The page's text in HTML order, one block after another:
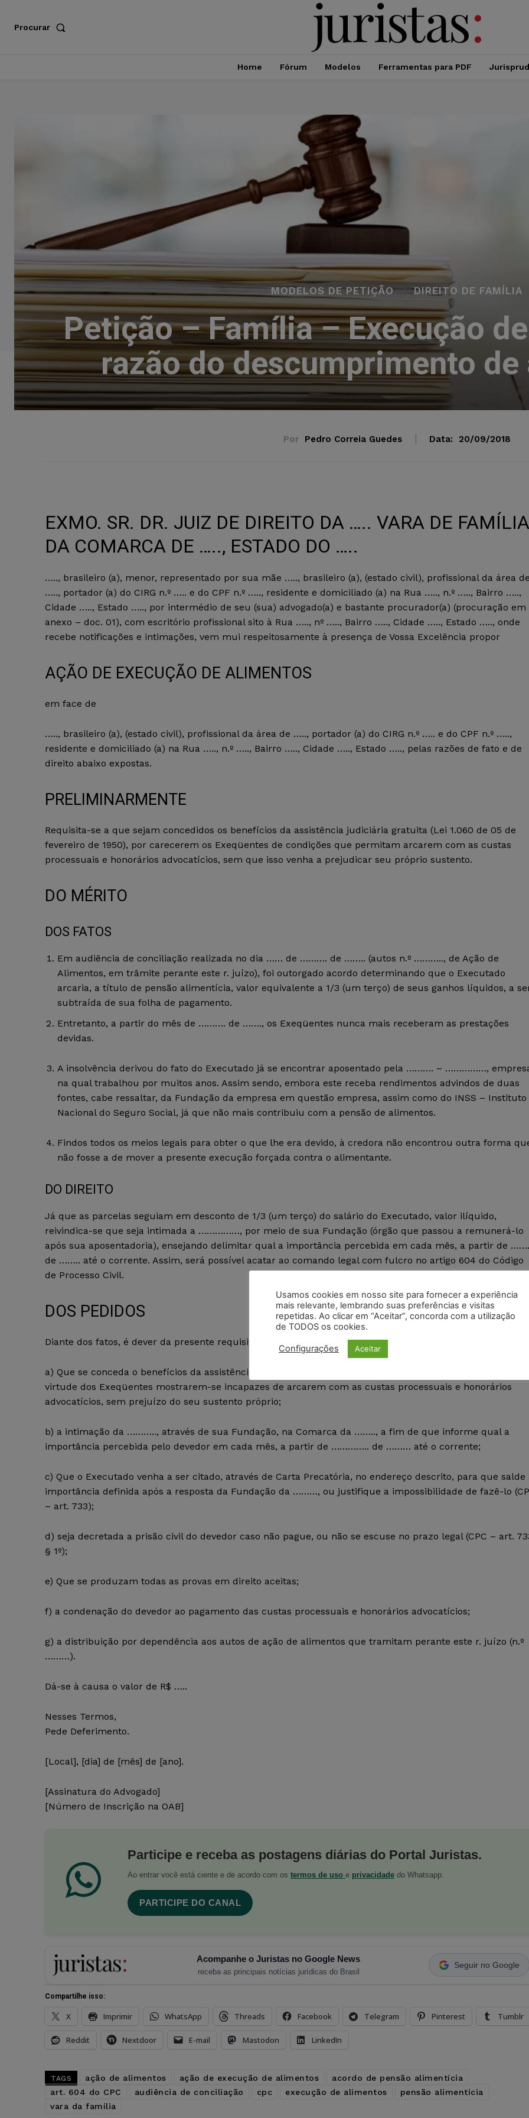
Procurar
Home Fórum Modelos Ferramentas para PDF
MODELOS DE PETIÇÃO DIREITO DE FAMÍLIA
Petição – Família – Execução
razão do descumprimento de
Por Pedro Correia Guedes Data: 20/09/2018
EXMO. SR. DR. JUIZ DE DIREITO DA ….. VARA DE FAMÍLIA
DA COMARCA DE ….., ESTADO DO …..
….., brasileiro (a), menor, representado por sua mãe ….., brasileiro (a), (estado civil), profissional da área de
….., portador (a) do CIRG n.º ….. e do CPF n.º ….., residente e domiciliado (a) na Rua ….., n.º ….., Bairro …..,
Cidade ….., Estado ….., por intermédio de seu (sua) advogado(a) e bastante procurador(a) (procuração em
anexo – doc. 01), com escritório profissional sito à Rua ….., nº ….., Bairro ….., Cidade ….., Estado ….., onde
recebe notificações e intimações, vem mui respeitosamente à presença de Vossa Excelência propor
AÇÃO DE EXECUÇÃO DE ALIMENTOS
em face de
….., brasileiro (a), (estado civil), profissional da área de ….., portador (a) do CIRG n.º ….. e do CPF n.º …..,
residente e domiciliado (a) na Rua ….., n.º ….., Bairro ….., Cidade ….., Estado ….., pelas razões de fato e de
direito abaixo expostas.
PRELIMINARMENTE
Requisita-se a que sejam concedidos os benefícios da assistência judiciária gratuita (Lei 1.060 de 05 de
fevereiro de 1950), por carecerem os Exeqüentes de condições que permitam arcarem com as custas
processuais e honorários advocatícios, sem que isso venha a prejudicar seu próprio sustento.
DO MÉRITO
DOS FATOS
Em audiência de conciliação realizada no dia …… de ………. de …….. (autos n.º ……….., de Ação de
Alimentos, em trâmite perante este r. juízo), foi outorgado acordo determinando que o Executado
arcaria, a título de pensão alimentícia, valor equivalente a 1/3 (um terço) de seus ganhos líquidos, a
subtraída de sua folha de pagamento.
Entretanto, a partir do mês de ………. de ……., os Exeqüentes nunca mais receberam as prestações
devidas.
A insolvência derivou do fato do Executado já se encontrar aposentado pela ………. – ……………,
na qual trabalhou por muitos anos. Assim sendo, embora este receba rendimentos advindos de duas
fontes, cabe ressaltar, da Fundação da empresa em questão empresa, assim como do INSS – Instituto
Nacional do Seguro Social, já que não mais contribuiu com a pensão de alimentos.
Findos todos os meios legais para obter o que lhe era devido, à credora não encontrou outra forma
não fosse a de mover a presente execução forçada contra o alimentante.
DO DIREITO
Já que as parcelas seguiam em desconto de 1/3 (um terço) do salário do Executado, valor ilíquido,
reivindica-se que seja intimada a ……………, por meio de sua Fundação (órgão que passou a remunerá-lo
após sua aposentadoria), ensejando delimitar qual a importância percebida em cada mês, a partir de
de …….. até o corrente. Assim, será possível acatar ao comando legal com fulcro no artigo 604 do Código
de Processo Civil.
DOS PEDIDOS
Diante dos fatos, é dever da presente requisitar:
a) Que se conceda o benefícios da assistência judiciária gratuita (Lei 1.060 de 05 de fevereiro de 1950), em
virtude dos Exeqüentes mostrarem-se incapazes de arcarem com as custas processuais e honorários
advocatícios, sem prejuízo do seu sustento próprio;
b) a intimação da ……….., através de sua Fundação, na Comarca da …….., a fim de que informe qual a
importância percebida pelo devedor em cada mês, a partir de ………….. de ……… até o corrente;
c) Que o Executado venha a ser citado, através de Carta Precatória, no endereço descrito, para que salde
importância definida após a resposta da Fundação da ………, ou justifique a impossibilidade de fazê-lo
– art. 733);
d) seja decretada a prisão civil do devedor caso não pague, ou não se escuse no prazo legal (CPC – art.
§ 1º);
e) Que se produzam todas as provas em direito aceitas;
f) a condenação do devedor ao pagamento das custas processuais e honorários advocatícios;
g) a distribuição por dependência aos autos de ação de alimentos que tramitam perante este r. juízo (n.º
………).
Dá-se à causa o valor de R$ …..
Nesses Termos,
Pede Deferimento.
[Local], [dia] de [mês] de [ano].
[Assinatura do Advogado]
[Número de Inscrição na OAB]
Participe e receba as postagens diárias do Portal Juristas.
Ao entrar você está ciente e de acordo com os termos de uso e privacidade do Whatsapp.
PARTICIPE DO CANAL
Acompanhe o Juristas no Google News
receba as principais notícias jurídicas do Brasil
Seguir no Google
Compartilhe isso:
X Imprimir WhatsApp Threads Facebook Telegram Pinterest Tumblr
Reddit Nextdoor E-mail Mastodon LinkedIn
TAGS ação de alimentos ação de execução de alimentos
acordo de pensão alimentícia
art. 604 do CPC
audiência de conciliação cpc execução de alimentos
pensão alimentícia
vara da família
Usamos cookies em nosso site para fornecer a experiência
mais relevante, lembrando suas preferências e visitas
repetidas. Ao clicar em “Aceitar”, concorda com a utilização
de TODOS os cookies.
Configurações Aceitar